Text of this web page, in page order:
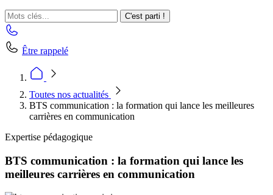
C'est parti !
Être rappelé
Toutes nos actualités
BTS communication : la formation qui lance les meilleures
carrières en communication
Expertise pédagogique
BTS communication : la formation qui lance les
meilleures carrières en communication